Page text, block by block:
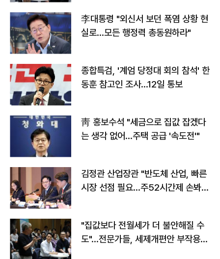
李대통령 "외신서 보던 폭염 상황 현
실로…모든 행정력 총동원하라"
종합특검, '계엄 당정대 회의 참석' 한
동훈 참고인 조사...12일 통보
靑 홍보수석 "세금으로 집값 잡겠다
는 생각 없어…주택 공급 '속도전'"
김정관 산업장관 "반도체 산업, 빠른
시장 선점 필요…주52시간제 손봐
"집값보다 전월세가 더 불안해질 수
도"…전문가들, 세제개편안 부작용